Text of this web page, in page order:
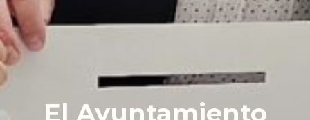
El Ayuntamiento